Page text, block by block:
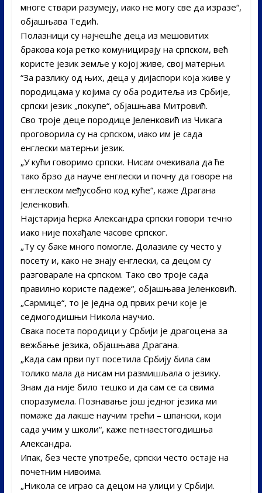
многе ствари разумеју, иако не могу све да изразе“,
објашњава Тедић.
Полазници су најчешће деца из мешовитих
бракова која ретко комуницирају на српском, већ
користе језик земље у којој живе, свој матерњи.
“За разлику од њих, деца у дијаспори која живе у
породицама у којима су оба родитеља из Србије,
српски језик „покупе“, објашњава Митровић.
Сво троје деце породице Јеленковић из Чикага
проговорила су на српском, иако им је сада
енглески матерњи језик.
„У кући говоримо српски. Нисам очекивала да ће
тако брзо да науче енглески и почну да говоре на
енглеском међусобно код куће“, каже Драгана
Јеленковић.
Најстарија ћерка Александра српски говори течно
иако није похађале часове српског.
„Ту су баке много помогле. Долазиле су често у
посету и, како не знају енглески, са децом су
разговарале на српском. Тако сво троје сада
правилно користе падеже“, објашњава Јеленковић.
„Сармице“, то је једна од првих речи које је
седмогодишњи Никола научио.
Свака посета породици у Србији је драгоцена за
вежбање језика, објашњава Драгана.
„Када сам први пут посетила Србију била сам
толико мала да нисам ни размишљала о језику.
Знам да није било тешко и да сам се са свима
споразумела. Познавање још једног језика ми
помаже да лакше научим трећи – шпански, који
сада учим у школи“, каже петнаестогодишња
Александра.
Ипак, без честе употребе, српски често остаје на
почетним нивоима.
„Никола се играо са децом на улици у Србији.